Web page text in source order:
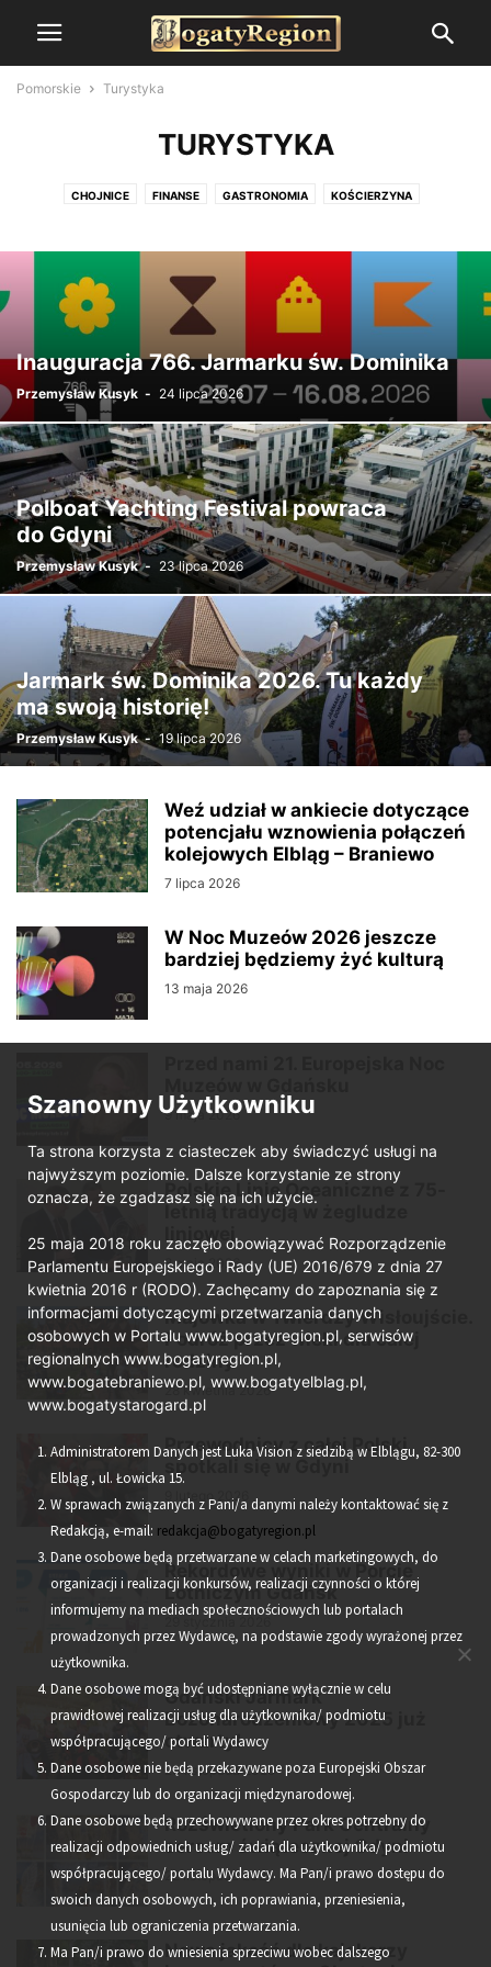
Pomorskie Turystyka
TURYSTYKA
CHOJNICE FINANSE GASTRONOMIA KOŚCIERZYNA
OKAZJE PELPLIN SPORT STAROGARD GDAŃSKI STYL ŻYCIA
SZTUM TRÓJMIASTO TURYSTYKA URZĄD MARSZAŁKOWSKI
WARTE PRZECZYTANIA
Inauguracja 766. Jarmarku św. Dominika
Przemysław Kusyk - 24 lipca 2026
Polboat Yachting Festival powraca
do Gdyni
Przemysław Kusyk - 23 lipca 2026
Jarmark św. Dominika 2026. Tu każdy
ma swoją historię!
Przemysław Kusyk - 19 lipca 2026
Weź udział w ankiecie dotyczące
potencjału wznowienia połączeń
kolejowych Elbląg – Braniewo
7 lipca 2026
W Noc Muzeów 2026 jeszcze
bardziej będziemy żyć kulturą
13 maja 2026
9 maja 2026
Polskie Linie Oceaniczne z 75-
letnią tradycją w żegludze
liniowej
8 maja 2026
Majówka w Twierdzy Wisłoujście.
Podróż przez wieki dla całej
rodziny
28 kwietnia 2026
Przewodnicy z całej Polski
spotkali się w Gdyni
9 lutego 2026
Rekordowe wyniki w Porcie
Lotniczym Gdańsk
29 stycznia 2026
Gdański Jarmark
Bożonarodzeniowy 2025 już
otwarty!
23 listopada 2025
Rozświetlony Park Centralny
sercem świątecznej Gdyni
22 listopada 2025
Nowa jakość dla kajakarzy
Szanowny Użytkowniku
Ta strona korzysta z ciasteczek aby świadczyć usługi na
najwyższym poziomie. Dalsze korzystanie ze strony
oznacza, że zgadzasz się na ich użycie.
25 maja 2018 roku zaczęło obowiązywać Rozporządzenie
Parlamentu Europejskiego i Rady (UE) 2016/679 z dnia 27
kwietnia 2016 r (RODO). Zachęcamy do zapoznania się z
informacjami dotyczącymi przetwarzania danych
osobowych w Portalu www.bogatyregion.pl, serwisów
regionalnych www.bogatyregion.pl,
www.bogatebraniewo.pl, www.bogatyelblag.pl,
www.bogatystarogard.pl
Administratorem Danych jest Luka Vision z siedzibą w Elblągu, 82-300
Elbląg , ul. Łowicka 15.
W sprawach związanych z Pani/a danymi należy kontaktować się z
Redakcją, e-mail: redakcja@bogatyregion.pl
Dane osobowe będą przetwarzane w celach marketingowych, do
organizacji i realizacji konkursów, realizacji czynności o której
informujemy na mediach społecznościowych lub portalach
prowadzonych przez Wydawcę, na podstawie zgody wyrażonej przez
użytkownika.
Dane osobowe mogą być udostępniane wyłącznie w celu
prawidłowej realizacji usług dla użytkownika/ podmiotu
współpracującego/ portali Wydawcy
Dane osobowe nie będą przekazywane poza Europejski Obszar
Gospodarczy lub do organizacji międzynarodowej.
Dane osobowe będą przechowywane przez okres potrzebny do
realizacji odpowiednich usług/ zadań dla użytkownika/ podmiotu
współpracującego/ portalu Wydawcy. Ma Pan/i prawo dostępu do
swoich danych osobowych, ich poprawiania, przeniesienia,
usunięcia lub ograniczenia przetwarzania.
Ma Pan/i prawo do wniesienia sprzeciwu wobec dalszego